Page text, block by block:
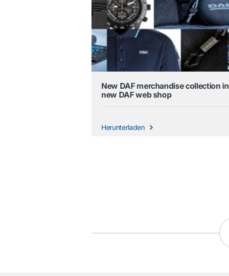
New DAF merchandise collection in
new DAF web shop
Herunterladen